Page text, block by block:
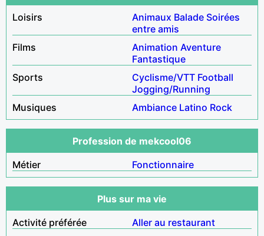
Loisirs
Animaux Balade Soirées
entre amis
Films
Animation Aventure
Fantastique
Sports
Cyclisme/VTT Football
Jogging/Running
Musiques
Ambiance Latino Rock
Profession de mekcool06
Métier
Fonctionnaire
Plus sur ma vie
Activité préférée
Aller au restaurant